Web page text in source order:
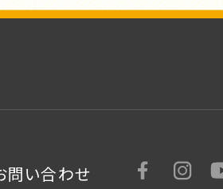
問い合わせ